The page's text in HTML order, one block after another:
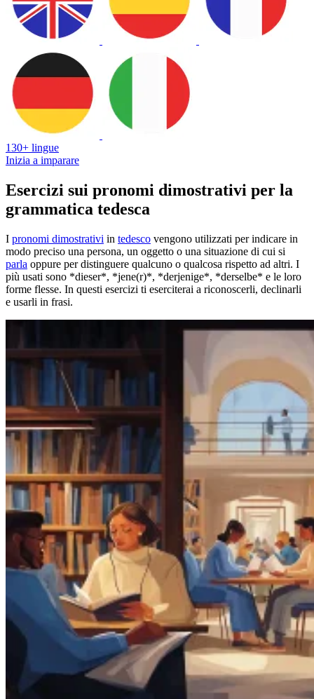
130+ lingue
Inizia a imparare
Esercizi sui pronomi dimostrativi per la
grammatica tedesca
I pronomi dimostrativi in tedesco vengono utilizzati per indicare in
modo preciso una persona, un oggetto o una situazione di cui si
parla oppure per distinguere qualcuno o qualcosa rispetto ad altri. I
più usati sono *dieser*, *jene(r)*, *derjenige*, *derselbe* e le loro
forme flesse. In questi esercizi ti eserciterai a riconoscerli, declinarli
e usarli in frasi.